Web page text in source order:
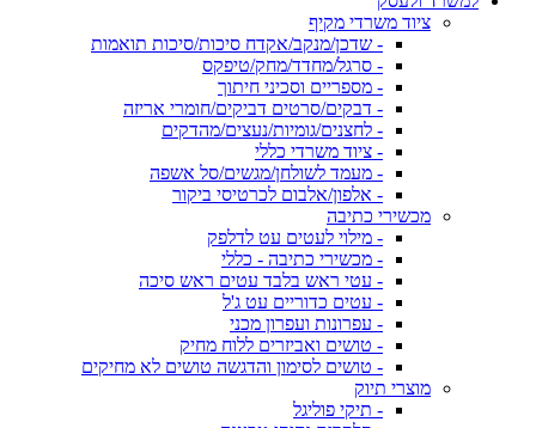
ציוד משרדי מקיף
- שדכן/מנקב/אקדח סיכות/סיכות תואמות
- סרגל/מחדד/מחק/טיפקס
- מספריים וסכיני חיתוך
- דבקים/סרטים דביקים/חומרי אריזה
- לחצנים/גומיות/נעצים/מהדקים
- ציוד משרדי כללי
- מעמד לשולחן/מגשים/סל אשפה
- אלפון/אלבום לכרטיסי ביקור
מכשירי כתיבה
- מילוי לעטים עט לדלפק
- מכשירי כתיבה - כללי
- עטי ראש בלבד עטים ראש סיכה
- עטים כדוריים עט ג'ל
- עפרונות ועפרון מכני
- טושים ואביזרים ללוח מחיק
- טושים לסימון והדגשה טושים לא מחיקים
מוצרי תיוק
- תיקי פוליגל